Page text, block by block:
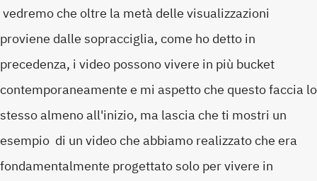
vedremo che oltre la metà delle visualizzazioni
proviene dalle sopracciglia, come ho detto in
precedenza, i video possono vivere in più bucket
contemporaneamente e mi aspetto che questo faccia lo
stesso almeno all'inizio, ma lascia che ti mostri un
esempio di un video che abbiamo realizzato che era
fondamentalmente progettato solo per vivere in